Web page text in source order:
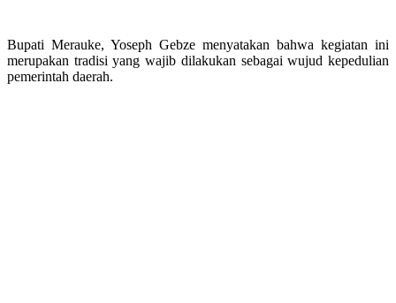
Bupati Merauke, Yoseph Gebze menyatakan bahwa kegiatan ini
merupakan tradisi yang wajib dilakukan sebagai wujud kepedulian
pemerintah daerah.